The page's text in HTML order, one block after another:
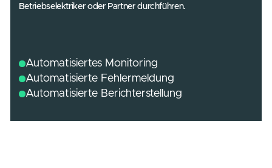
Sie sind
z.B. Betreiber kleinerer Energieanlagen oder
selbständiger Betreiber ohne eigenes Monitoring-Portal und
Betriebselektriker oder Partner durchführen.